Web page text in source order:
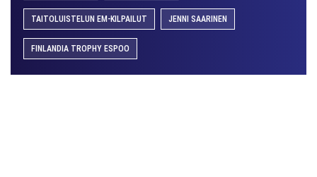
TAITOLUISTELUN EM-KILPAILUT JENNI SAARINEN
FINLANDIA TROPHY ESPOO